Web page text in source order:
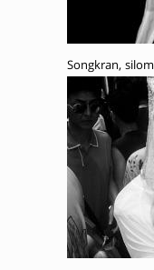
Songkran, silom